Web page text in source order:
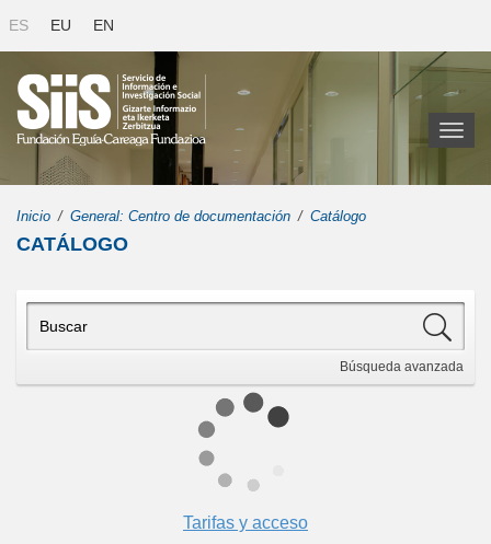
ES EU EN
Toggle
Búsqueda avanzada
Inicio General: Centro de documentación Catálogo
CATÁLOGO
Tarifas y acceso